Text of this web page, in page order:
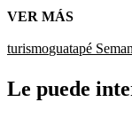
VER MÁS
turismoguatapé
Le puede